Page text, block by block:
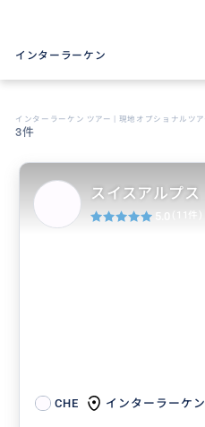
インターラーケン
インターラーケン ツアー | 現地オプショナルツ
3件
CHE インターラーケン
スイスアルプス
5.0 (11件)